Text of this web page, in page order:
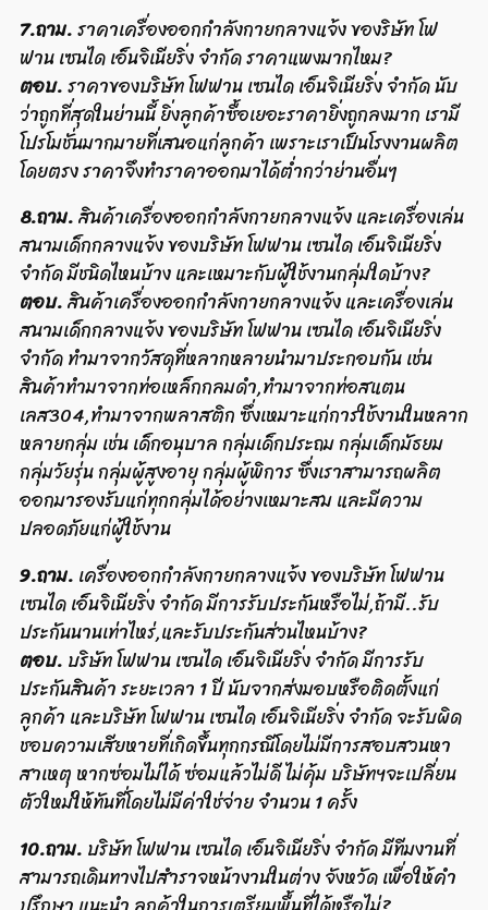
7.ถาม.ราคาเครื่องออกกำลังกายกลางแจ้ง ของริษัท โฟ
ฟาน เซนได เอ็นจิเนียริ่ง จำกัด ราคาแพงมากไหม?
ตอบ.ราคาของบริษัท โฟฟาน เซนได เอ็นจิเนียริ่ง จำกัด นับ
ว่าถูกที่สุดในย่านนี้ ยิ่งลูกค้าซื้อเยอะราคายิ่งถูกลงมาก เรามี
โปรโมชั่นมากมายที่เสนอแก่ลูกค้า เพราะเราเป็นโรงงานผลิต
โดยตรง ราคาจึงทำราคาออกมาได้ต่ำกว่าย่านอื่นๆ
8.ถาม.สินค้าเครื่องออกกำลังกายกลางแจ้ง และเครื่องเล่น
สนามเด็กกลางแจ้ง ของบริษัท โฟฟาน เซนได เอ็นจิเนียริ่ง
จำกัด มีชนิดไหนบ้าง และเหมาะกับผู้ใช้งานกลุ่มใดบ้าง?
ตอบ.สินค้าเครื่องออกกำลังกายกลางแจ้ง และเครื่องเล่น
สนามเด็กกลางแจ้ง ของบริษัท โฟฟาน เซนได เอ็นจิเนียริ่ง
จำกัด ทำมาจากวัสดุที่หลากหลายนำมาประกอบกัน เช่น
สินค้าทำมาจากท่อเหล็กกลมดำ,ทำมาจากท่อสแตน
เลส304,ทำมาจากพลาสติก ซึ่งเหมาะแก่การใช้งานในหลาก
หลายกลุ่ม เช่น เด็กอนุบาล กลุ่มเด็กประถม กลุ่มเด็กมัธยม
กลุ่มวัยรุ่น กลุ่มผู้สูงอายุ กลุ่มผู้พิการ ซึ่งเราสามารถผลิต
ออกมารองรับแก่ทุกกลุ่มได้อย่างเหมาะสม และมีความ
ปลอดภัยแก่ผู้ใช้งาน
9.ถาม. เครื่องออกกำลังกายกลางแจ้ง ของบริษัท โฟฟาน
เซนได เอ็นจิเนียริ่ง จำกัด มีการรับประกันหรือไม่,ถ้ามี..รับ
ประกันนานเท่าไหร่,และรับประกันส่วนไหนบ้าง?
ตอบ. บริษัท โฟฟาน เซนได เอ็นจิเนียริ่ง จำกัด มีการรับ
ประกันสินค้า ระยะเวลา 1 ปี นับจากส่งมอบหรือติดตั้งแก่
ลูกค้า และบริษัท โฟฟาน เซนได เอ็นจิเนียริ่ง จำกัด จะรับผิด
ชอบความเสียหายที่เกิดขึ้นทุกกรณีโดยไม่มีการสอบสวนหา
สาเหตุ หากซ่อมไม่ได้ ซ่อมแล้วไม่ดี ไม่คุ้ม บริษัทฯจะเปลี่ยน
ตัวใหม่ให้ทันที่โดยไม่มีค่าใช่จ่าย จำนวน 1 ครั้ง
10.ถาม. บริษัท โฟฟาน เซนได เอ็นจิเนียริ่ง จำกัด มีทีมงานที่
สามารถเดินทางไปสำราจหน้างานในต่าง จังหวัด เพื่อให้คำ